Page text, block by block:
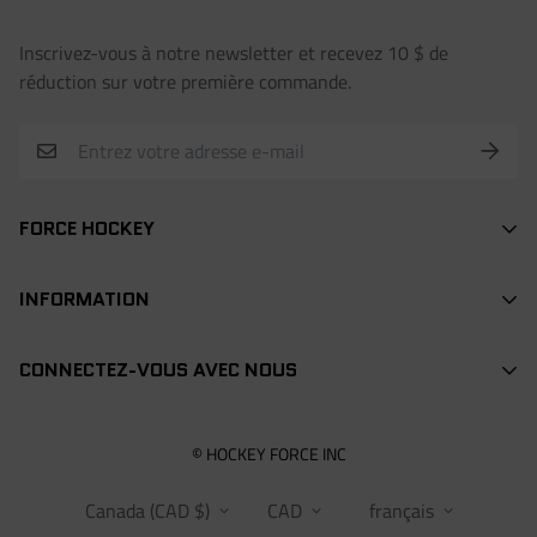
Inscrivez-vous à notre newsletter et recevez 10 $ de
réduction sur votre première commande.
FORCE HOCKEY
BÂTONS
PROTECTION
RANGEMENT
INFORMATION
RECHERCHE / SEARCH
CONNECTEZ-VOUS AVEC NOUS
info@hockeyforce.com© HOCKEY FORCE INC
Canada (CAD $) CAD français